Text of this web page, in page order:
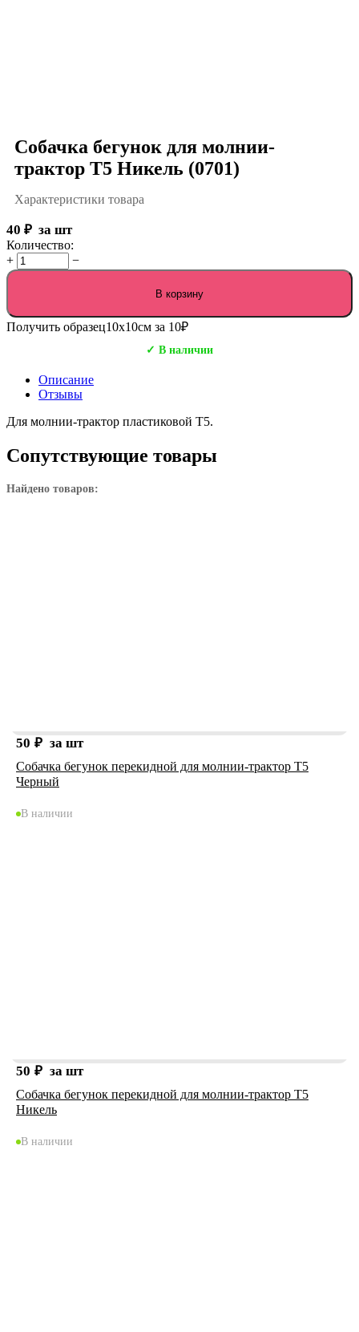
Собачка бегунок для молнии-
трактор Т5 Никель (0701)
Характеристики товара
40 ₽ за шт
Количество:
+
−
В корзину
Получить образец10х10см за 10₽
✓ В наличии
Описание
Отзывы
Для молнии-трактор пластиковой Т5.
Сопутствующие товары
Найдено товаров:
50 ₽ за шт
Собачка бегунок перекидной для молнии-трактор Т5
Черный
В наличии
50 ₽ за шт
Собачка бегунок перекидной для молнии-трактор Т5
Никель
В наличии